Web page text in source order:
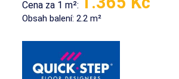
Cena za 1 m²:
Obsah balení: 2.2 m²